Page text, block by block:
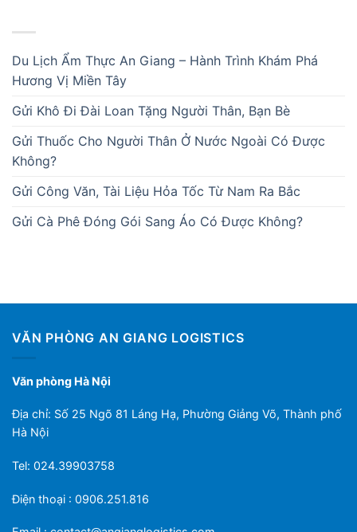
Du Lịch Ẩm Thực An Giang – Hành Trình Khám Phá
Hương Vị Miền Tây
Gửi Khô Đi Đài Loan Tặng Người Thân, Bạn Bè
Gửi Thuốc Cho Người Thân Ở Nước Ngoài Có Được
Không?
Gửi Công Văn, Tài Liệu Hỏa Tốc Từ Nam Ra Bắc
Gửi Cà Phê Đóng Gói Sang Áo Có Được Không?
VĂN PHÒNG AN GIANG LOGISTICS
Văn phòng Hà Nội
Địa chỉ: Số 25 Ngõ 81 Láng Hạ, Phường Giảng Võ, Thành phố
Hà Nội
Tel: 024.39903758
Điện thoại : 0906.251.816